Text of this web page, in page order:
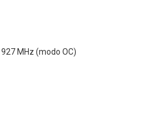
MHz (modo OC)